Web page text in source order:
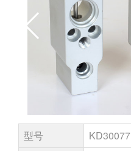
型号
KD30077